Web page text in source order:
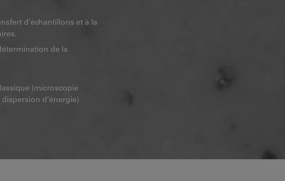
d’échantillons et à la
de la
(microscopie
d’énergie)